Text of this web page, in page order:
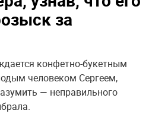
за
конфетно-букетным
человеком Сергеем,
— неправильного